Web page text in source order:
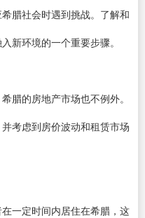
腊社会时遇到挑战。了解和
新环境的一个重要步骤。
腊的房地产市场也不例外。
考虑到房价波动和租赁市场
一定时间内居住在希腊，这